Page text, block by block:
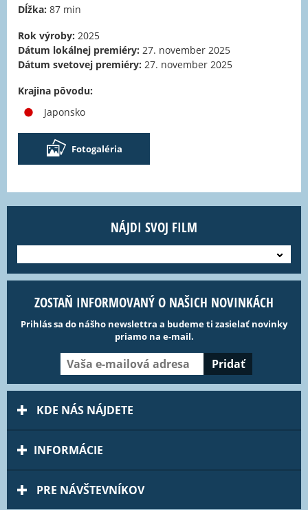
Dĺžka: 87 min
Rok výroby: 2025
Dátum lokálnej premiéry: 27. november 2025
Dátum svetovej premiéry: 27. november 2025
Krajina pôvodu:
Japonsko
Fotogaléria
NÁJDI SVOJ FILM
ZOSTAŇ INFORMOVANÝ O NAŠICH NOVINKÁCH
Prihlás sa do nášho newslettra a budeme ti zasielať novinky
priamo na e-mail.
KDE NÁS NÁJDETE
INFORMÁCIE
PRE NÁVŠTEVNÍKOV